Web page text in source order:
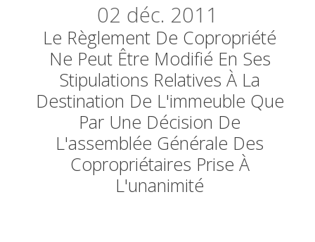
02 déc. 2011
Le Règlement De Copropriété
Ne Peut Être Modifié En Ses
Stipulations Relatives À La
Destination De L'immeuble Que
Par Une Décision De
L'assemblée Générale Des
Copropriétaires Prise À
L'unanimité